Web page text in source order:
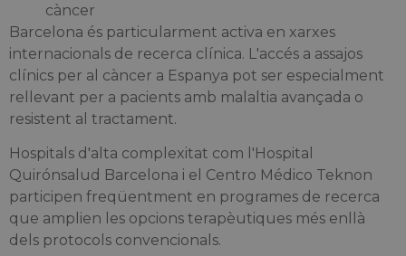
càncer
Barcelona és particularment activa en xarxes
internacionals de recerca clínica. L'accés a assajos
clínics per al càncer a Espanya pot ser especialment
rellevant per a pacients amb malaltia avançada o
resistent al tractament.
Hospitals d'alta complexitat com l'Hospital
Quirónsalud Barcelona i el Centro Médico Teknon
participen freqüentment en programes de recerca
que amplien les opcions terapèutiques més enllà
dels protocols convencionals.